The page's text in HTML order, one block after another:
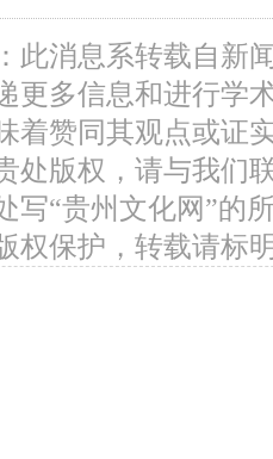
此消息系转载自新
更多信息和进行学
着赞同其观点或证
处版权，请与我们
写“贵州文化网”的
权保护，转载请标